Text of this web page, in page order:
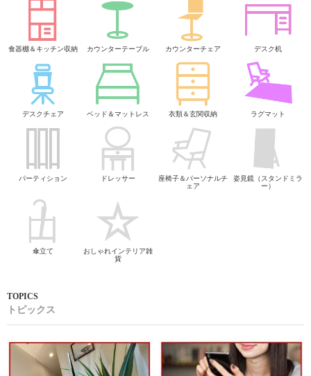
食器棚＆キッチン収納 カウンターテーブル カウンターチェア デスク机
デスクチェア ベッド＆マットレス 衣類＆玄関収納 ラグマット
パーティション ドレッサー
座椅子＆パーソナルチ
ェア
姿見鏡（スタンドミラ
ー）
傘立て
おしゃれインテリア雑
貨
トピックス